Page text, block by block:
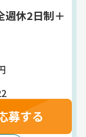
休2日制＋
募する